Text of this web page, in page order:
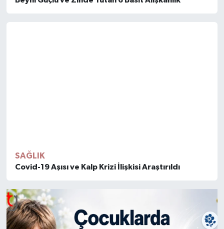
Beyni Güçlü ve Zinde Tutan 6 Basit Alışkanlık
SAĞLIK